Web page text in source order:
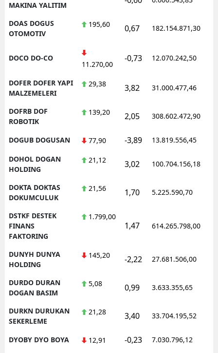
MAKINA YALITIM
DOAS DOGUS
OTOMOTIV
195,60 0,67 182.154.871,30
DOCO DO-CO
11.270,00
-0,73 12.070.242,50
DOFER DOFER YAPI
MALZEMELERI
29,38 3,82 31.000.477,46
DOFRB DOF
ROBOTIK
139,20 2,05 308.602.472,90
DOGUB DOGUSAN 77,90 -3,89 13.819.556,45
DOHOL DOGAN
HOLDING
21,12 3,02 100.704.156,18
DOKTA DOKTAS
DOKUMCULUK
21,56 1,70 5.225.590,70
DSTKF DESTEK
FINANS
FAKTORING
1.799,00
1,47 614.265.798,00
DUNYH DUNYA
HOLDING
145,20 -2,22 27.681.506,00
DURDO DURAN
DOGAN BASIM
5,08 0,99 3.633.355,65
DURKN DURUKAN
SEKERLEME
21,28 3,40 33.704.195,52
DYOBY DYO BOYA 12,91 -0,23 7.030.796,12